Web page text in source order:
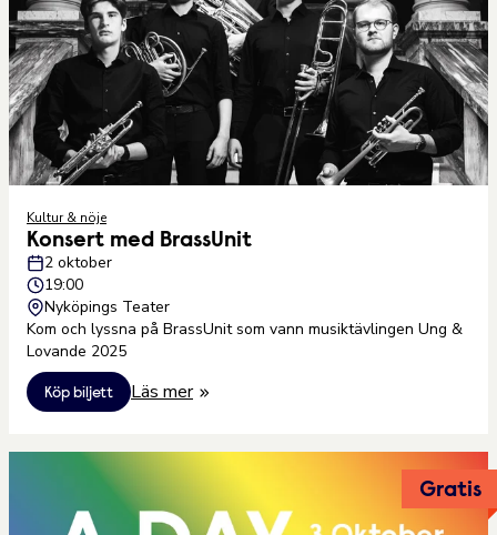
Kultur & nöje
Konsert med BrassUnit
2 oktober
19:00
Nyköpings Teater
Kom och lyssna på BrassUnit som vann musiktävlingen Ung &
Lovande 2025
Köp biljett Läs mer
Gratis